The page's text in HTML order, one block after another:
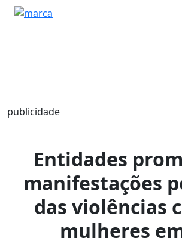
publicidade
Entidades
manifestações
das violências
mulheres